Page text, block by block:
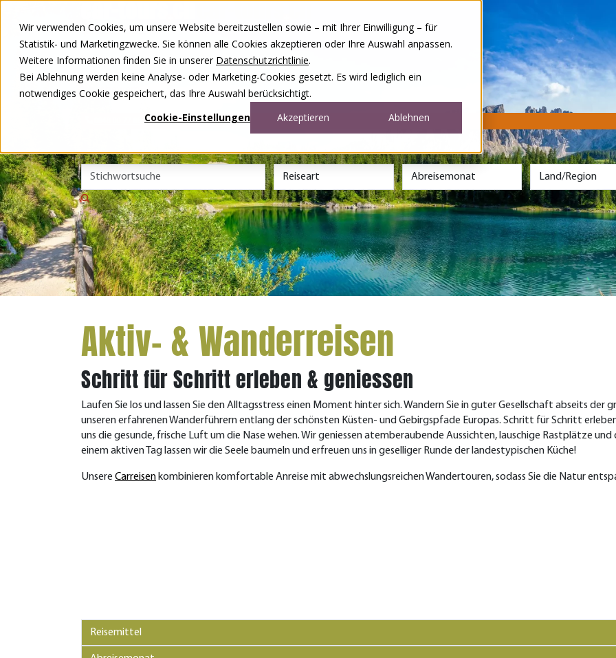
Wir verwenden Cookies, um unsere Website bereitzustellen sowie – mit Ihrer Einwilligung – für
Statistik- und Marketingzwecke. Sie können alle Cookies akzeptieren oder Ihre Auswahl anpassen.
Weitere Informationen finden Sie in unserer Datenschutzrichtlinie.
Bei Ablehnung werden keine Analyse- oder Marketing-Cookies gesetzt. Es wird lediglich ein
notwendiges Cookie gespeichert, das Ihre Auswahl berücksichtigt.
Cookie-Einstellungen
Akzeptieren Ablehnen
Unsere Reisen
Rund ums Reisen
Über uns
Kontakt
Wettbewerb
Aktiv- & Wanderreisen
Schritt für Schritt erleben & geniessen
Laufen Sie los und lassen Sie den Alltagsstress einen Moment hinter sich. Wandern Sie in guter Gesellschaft abseits
unseren erfahrenen Wanderführern entlang der schönsten Küsten- und Gebirgspfade Europas. Schritt für Schritt
uns die gesunde, frische Luft um die Nase wehen. Wir geniessen atemberaubende Aussichten, lauschige Rastplätze
einem aktiven Tag lassen wir die Seele baumeln und erfreuen uns in geselliger Runde der landestypischen Küche!
Unsere Carreisen kombinieren komfortable Anreise mit abwechslungsreichen Wandertouren, sodass Sie die Natur